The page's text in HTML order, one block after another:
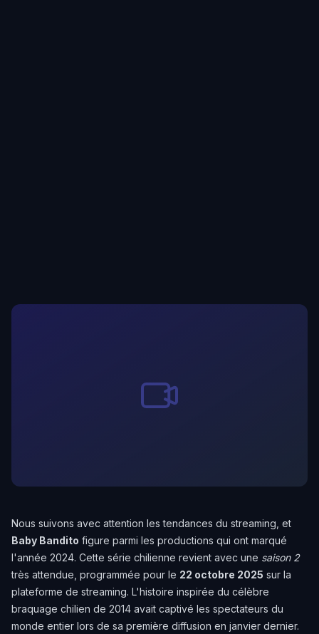
Nous suivons avec attention les tendances du streaming, et
Baby Bandito figure parmi les productions qui ont marqué
l'année 2024. Cette série chilienne revient avec une saison 2
très attendue, programmée pour le 22 octobre 2025 sur la
plateforme de streaming. L'histoire inspirée du célèbre
braquage chilien de 2014 avait captivé les spectateurs du
monde entier lors de sa première diffusion en janvier dernier.